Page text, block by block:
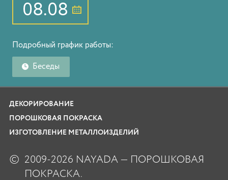
08.08
Подробный график работы:
Беседы
ДЕКОРИРОВАНИЕ
ПОРОШКОВАЯ ПОКРАСКА
ИЗГОТОВЛЕНИЕ МЕТАЛЛОИЗДЕЛИЙ
© 2009-2026 NAYADA — ПОРОШКОВАЯ
ПОКРАСКА.